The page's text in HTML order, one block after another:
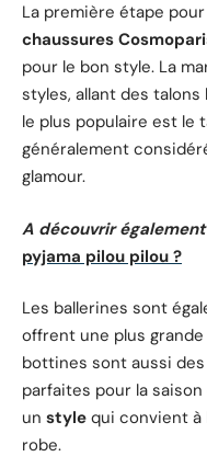
La première étape
chaussures
pour le bon style. La
styles, allant des talons
le plus populaire est le
généralement
glamour.
A découvrir
pyjama pilou pilou ?
Les ballerines sont
offrent une plus
bottines sont aussi
parfaites pour la
un style qui convient à
robe.